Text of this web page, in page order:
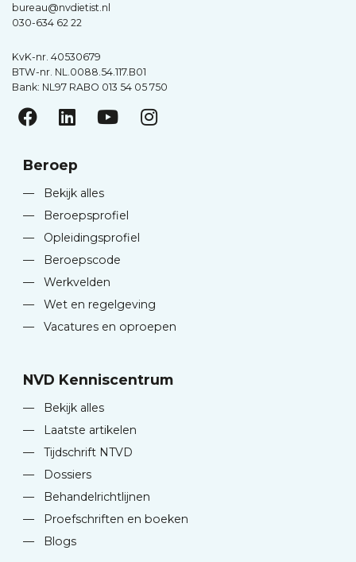
bureau@nvdietist.nl
030-634 62 22
KvK-nr. 40530679
BTW-nr. NL.0088.54.117.B01
Bank: NL97 RABO 013 54 05 750
Beroep
—
Bekijk alles
—
Beroepsprofiel
—
Opleidingsprofiel
—
Beroepscode
—
Werkvelden
—
Wet en regelgeving
—
Vacatures en oproepen
NVD Kenniscentrum
—
Bekijk alles
—
Laatste artikelen
—
Tijdschrift NTVD
—
Dossiers
—
Behandelrichtlijnen
—
Proefschriften en boeken
—
Blogs